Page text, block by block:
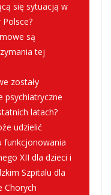
się sytuacją w
są
tej
zostały
psychiatryczne
latach?
udzielić
funkcjonowania
XII dla dzieci i
Szpitalu dla
Chorych